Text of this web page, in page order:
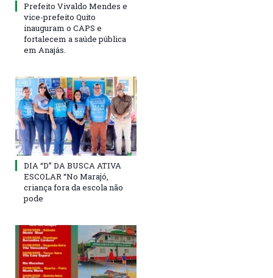
Prefeito Vivaldo Mendes e
vice-prefeito Quito
inauguram o CAPS e
fortalecem a saúde pública
em Anajás.
DIA “D” DA BUSCA ATIVA
ESCOLAR “No Marajó,
criança fora da escola não
pode